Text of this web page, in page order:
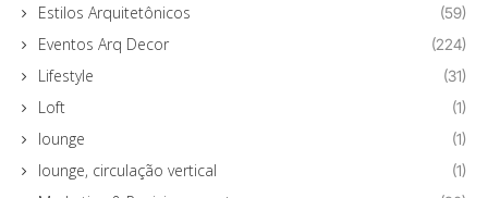
Estilos Arquitetônicos (59)
Eventos Arq Decor (224)
Lifestyle (31)
Loft (1)
lounge (1)
lounge, circulação vertical (1)